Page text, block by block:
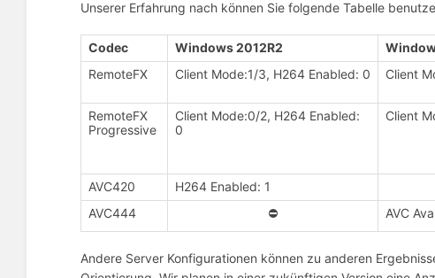
Unserer Erfahrung nach können Sie folgende Tabelle
Codec Windows 2012R2
RemoteFX
Client Mode:1/3, H264 Enabled: 0 Client
RemoteFX
Progressive
Client Mode:0/2, H264 Enabled:
0
Client
AVC420 H264 Enabled: 1
AVC444
⛔ AVC
Andere Server Konfigurationen können zu anderen